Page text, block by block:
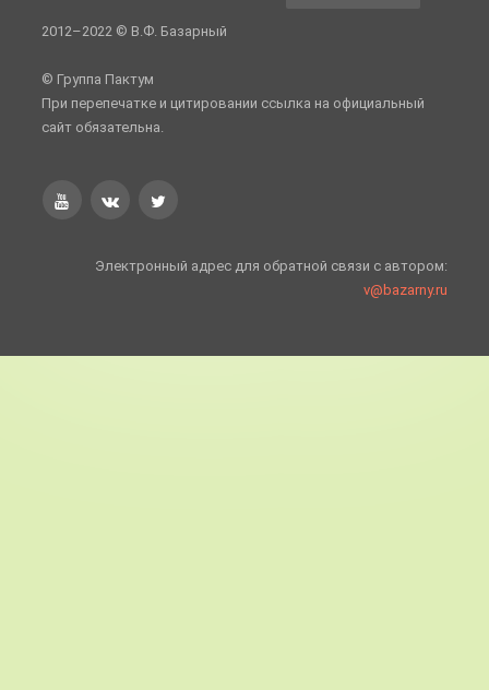
2012–2022 © В.Ф. Базарный
© Группа Пактум
При перепечатке и цитировании ссылка на официальный
сайт обязательна.
Электронный адрес для обратной связи с автором:
v@bazarny.ru